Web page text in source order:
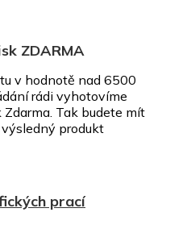
ZDARMA
v hodnotě nad 6500
rádi vyhotovíme
Tak budete mít
produkt
prací